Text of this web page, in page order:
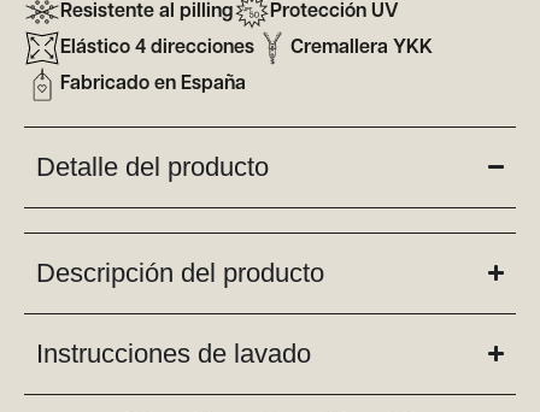
Resistente al pilling
Protección UV
Elástico 4 direcciones
Cremallera YKK
Fabricado en España
Detalle del producto
Descripción del producto
Instrucciones de lavado